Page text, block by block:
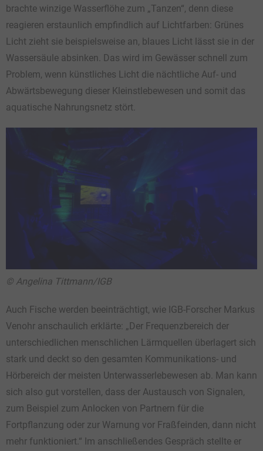
brachte winzige Wasserflöhe zum „Tanzen“, denn diese
reagieren erstaunlich empfindlich auf Lichtfarben: Grünes
Licht zieht sie beispielsweise an, blaues Licht lässt sie in der
Wassersäule absinken. Das wird im Gewässer schnell zum
Problem, wenn künstliches Licht die nächtliche Auf- und
Abwärtsbewegung dieser Kleinstlebewesen und somit das
aquatische Nahrungsnetz stört.
© Angelina Tittmann/IGB
Auch Fische werden beeinträchtigt, wie IGB-Forscher Markus
Venohr anschaulich erklärte: „Der Frequenzbereich der
unterschiedlichen menschlichen Lärmquellen überlagert sich
stark und deckt so den gesamten Kommunikations- und
Hörbereich der meisten Unterwasserlebewesen ab. Man kann
sich also gut vorstellen, dass der Austausch von Signalen,
zum Beispiel zum Anlocken von Partnern für die
Fortpflanzung oder zur Warnung vor Fraßfeinden, dann nicht
mehr funktioniert.“ Im anschließendes Gespräch stellte er